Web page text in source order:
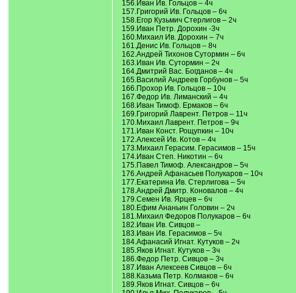
156.Иван Ив. Гольцов – 4ч
157.Григорий Ив. Гольцов – 6ч
158.Егор Кузьмич Стерлигов – 2ч
159.Иван Петр. Дорохин -3ч
160.Михаил Ив. Дорохин – 7ч
161.Денис Ив. Гольцов – 8ч
162.Андрей Тихонов Сутормин – 6ч
163.Иван Ив. Сутормин – 2ч
164.Дмитрий Вас. Богданов – 4ч
165.Василий Андреев Горбунов – 5ч
166.Прохор Ив. Гольцов – 10ч
167.Федор Ив. Лиманский – 4ч
168.Иван Тимоф. Ермаков – 6ч
169.Григорий Лаврент. Петров – 11ч
170.Михаил Лаврент. Петров – 9ч
171.Иван Конст. Рощупкин – 10ч
172.Алексей Ив. Котов – 4ч
173.Михаил Герасим. Герасимов – 15ч
174.Иван Степ. Никотин – 6ч
175.Павел Тимоф. Александров – 5ч
176.Андрей Афанасьев Полукаров – 10ч
177.Екатерина Ив. Стерлигова – 5ч
178.Андрей Дмитр. Коновалов – 4ч
179.Семен Ив. Ярцев – 6ч
180.Ефим Ананьин Головин – 2ч
181.Михаил Федоров Полукаров – 6ч
182.Иван Ив. Сивцов –
183.Иван Ив. Герасимов – 5ч
184.Афанасий Игнат. Кутуков – 2ч
185.Яков Игнат. Кутуков – 3ч
186.Федор Петр. Сивцов – 3ч
187.Иван Алексеев Сивцов – 6ч
188.Казьма Петр. Колмаков – 6ч
189.Яков Игнат. Сивцов – 6ч